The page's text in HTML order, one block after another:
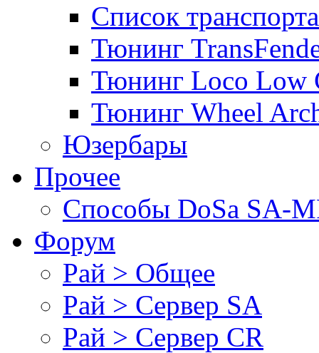
Список транспорта
Тюнинг
Тюнинг Loco Low
Тюнинг Wheel
Юзербары
Прочее
Cпособы DoSа SA-
Форум
Рай > Общее
Рай > Сервер SA
Рай > Сервер CR